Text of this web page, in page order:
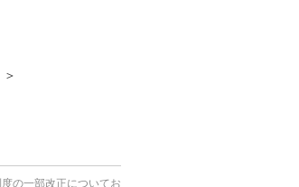
の一部改正についてお